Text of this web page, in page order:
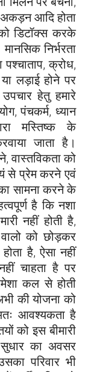
अकड़न आदि होता
डिटॉक्स करके
निर्भरता
क्रोध,
लड़ाई होने पर
हेतु हमारे
पंचकर्म, ध्यान
मस्तिष्क के
जाता है।
वास्तविकता को
से प्रेम करने एवं
सामना करने के
है कि नशा
नहीं होती है,
को छोड़कर
है, ऐसा नहीं
चाहता है पर
कल से होती
की योजना को
आवश्यकता है
को इस बीमारी
का अवसर
परिवार भी